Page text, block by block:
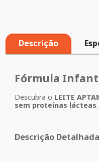
Descrição
Fórmula
Descubra o LEITE
sem proteínas lácteas.
Descrição